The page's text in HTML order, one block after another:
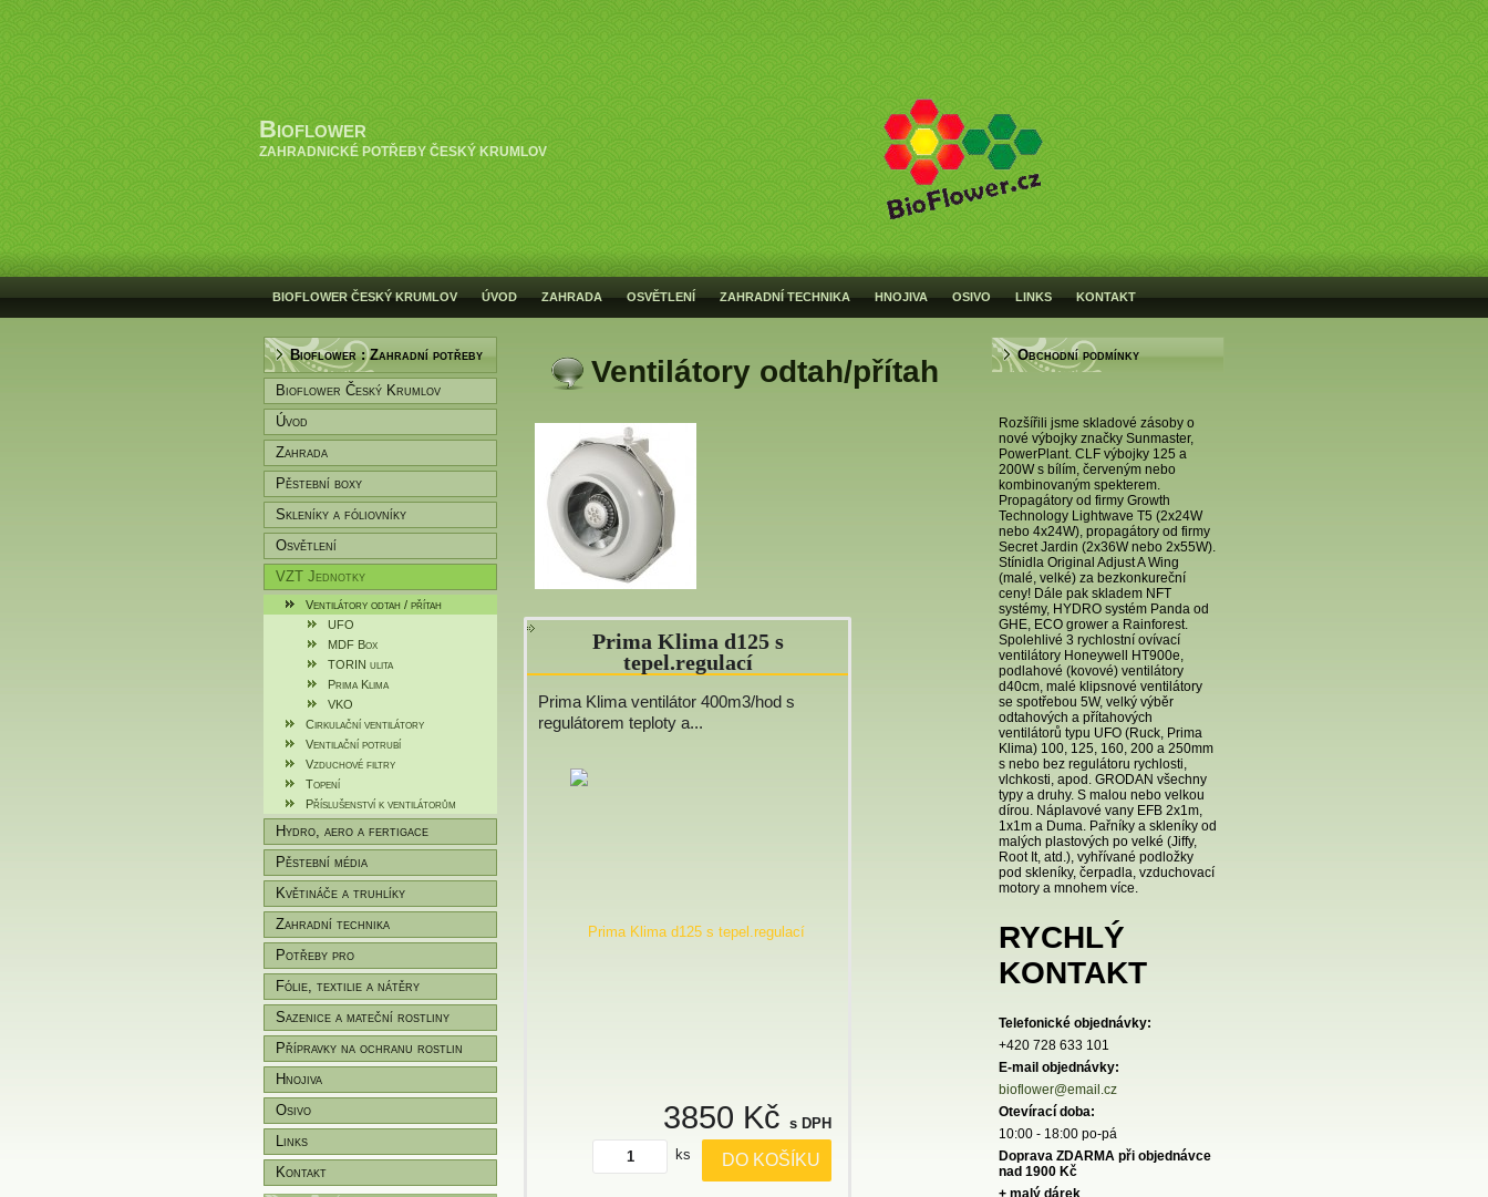
Bioflower
ZAHRADNICKÉ POTŘEBY ČESKÝ KRUMLOV
BIOFLOWER ČESKÝ KRUMLOV ÚVOD ZAHRADA OSVĚTLENÍ ZAHRADNÍ TECHNIKA HNOJIVA OSIVO LINKS KONTAKT
Bioflower : Zahradní potřeby
Bioflower Český Krumlov
Úvod
Zahrada
Pěstební boxy
Skleníky a fóliovníky
Osvětlení
VZT Jednotky
Ventilátory odtah / přítah
UFO
MDF Box
TORIN ulita
Prima Klima
VKO
Cirkulační ventilátory
Ventilační potrubí
Vzduchové filtry
Topení
Příslušenství k ventilátorům
Hydro, aero a fertigace
Pěstební média
Květináče a truhlíky
Zahradní technika
Potřeby pro
zahradníky/pěstitele
Fólie, textilie a nátěry
Sazenice a mateční rostliny
Přípravky na ochranu rostlin
Hnojiva
Osivo
Links
Kontakt
Ventilátory odtah/přítah
Prima Klima d125 s
tepel.regulací
Prima Klima ventilátor 400m3/hod s
regulátorem teploty a...
3850 Kčs DPH
ks
DO KOŠÍKU
Obchodní podmínky
Rozšířili jsme skladové zásoby o
nové výbojky značky Sunmaster,
PowerPlant. CLF výbojky 125 a
200W s bílím, červeným nebo
kombinovaným spekterem.
Propagátory od firmy Growth
Technology Lightwave T5 (2x24W
nebo 4x24W), propagátory od firmy
Secret Jardin (2x36W nebo 2x55W).
Stínidla Original Adjust A Wing
(malé, velké) za bezkonkureční
ceny! Dále pak skladem NFT
systémy, HYDRO systém Panda od
GHE, ECO grower a Rainforest.
Spolehlivé 3 rychlostní ovívací
ventilátory Honeywell HT900e,
podlahové (kovové) ventilátory
d40cm, malé klipsnové ventilátory
se spotřebou 5W, velký výběr
odtahových a přítahových
ventilátorů typu UFO (Ruck, Prima
Klima) 100, 125, 160, 200 a 250mm
s nebo bez regulátoru rychlosti,
vlchkosti, apod. GRODAN všechny
typy a druhy. S malou nebo velkou
dírou. Náplavové vany EFB 2x1m,
1x1m a Duma. Pařníky a skleníky od
malých plastových po velké (Jiffy,
Root It, atd.), vyhřívané podložky
pod skleníky, čerpadla, vzduchovací
motory a mnohem více.
RYCHLÝ
KONTAKT
Telefonické objednávky:
+420 728 633 101
E-mail objednávky:
bioflower@email.cz
Otevírací doba:
10:00 - 18:00 po-pá
Doprava ZDARMA při objednávce
nad 1900 Kč
+ malý dárek